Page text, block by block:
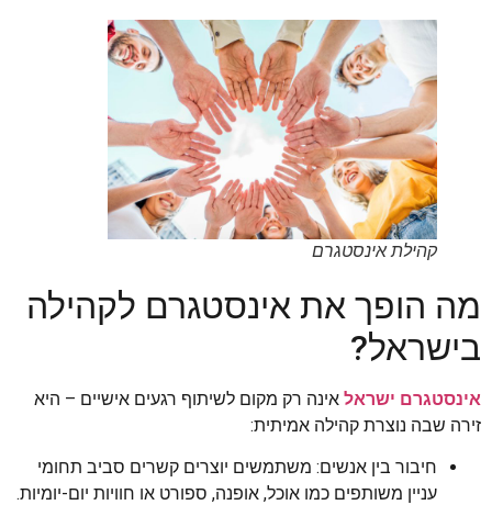
קהילת אינסטגרם
מה הופך את אינסטגרם לקהילה
בישראל?
אינסטגרם ישראל אינה רק מקום לשיתוף רגעים אישיים – היא
זירה שבה נוצרת קהילה אמיתית:
חיבור בין אנשים: משתמשים יוצרים קשרים סביב תחומי
עניין משותפים כמו אוכל, אופנה, ספורט או חוויות יום-יומיות.